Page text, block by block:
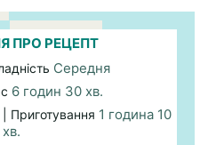
ПРО РЕЦЕПТ
Середня
6 годин 30 хв.
| Приготування 1 година 10
хв.